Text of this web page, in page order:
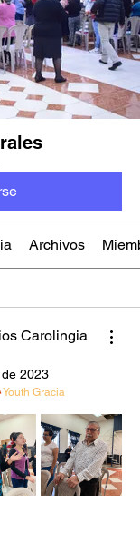
Archivos
Carolingia
2023
Youth Gracia